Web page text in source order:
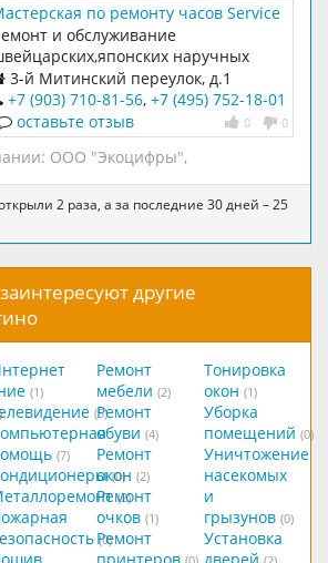
по ремонту часов Service
и обслуживание
наручных
любой категории сложности –
механических так и кварцевых.
3-й Митинский переулок, д.1
+7 (903) 710-81-56, +7 (495) 752-18-01
0 0
оставьте отзыв
ООО "Экоцифры",
2 раза, а за последние 30 дней – 25
другие
(1)
(5)
(7)
(0)
(2)
(0)
Ремонт
мебели (2)
Ремонт
обуви (4)
Ремонт
окон (2)
Ремонт
очков (1)
Ремонт
Тонировка
окон (1)
Уборка
помещений (0)
Уничтожение
насекомых
и
грызунов (0)
Установка